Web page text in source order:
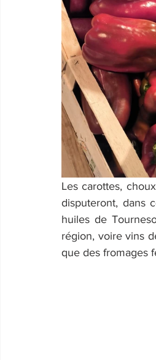
Les carottes,
disputeront, dans
huiles de
région, voire vins
que des fromages